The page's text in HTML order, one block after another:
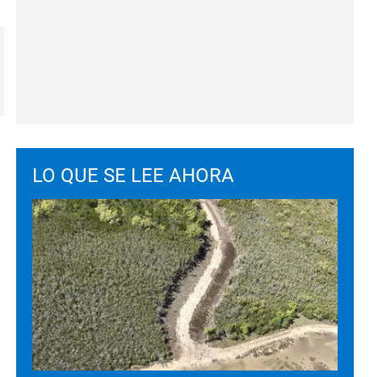
LO QUE SE LEE AHORA